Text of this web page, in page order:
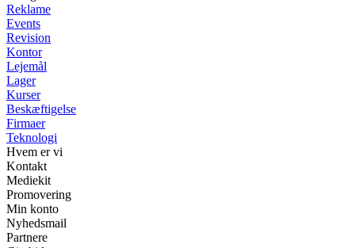
Reklame
Events
Revision
Kontor
Lejemål
Lager
Kurser
Beskæftigelse
Firmaer
Teknologi
Hvem er vi
Kontakt
Mediekit
Promovering
Min konto
Nyhedsmail
Partnere